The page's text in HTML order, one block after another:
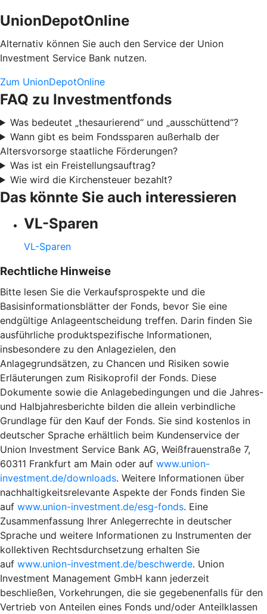
UnionDepotOnline
Alternativ können Sie auch den Service der Union
Investment Service Bank nutzen.
Zum UnionDepotOnline
FAQ zu Investmentfonds
Was bedeutet „thesaurierend“ und „ausschüttend“?
Wann gibt es beim Fondssparen außerhalb der
Altersvorsorge staatliche Förderungen?
Was ist ein Freistellungsauftrag?
Wie wird die Kirchensteuer bezahlt?
Das könnte Sie auch interessieren
VL-Sparen
VL-Sparen
Rechtliche Hinweise
Bitte lesen Sie die Verkaufsprospekte und die
Basisinformationsblätter der Fonds, bevor Sie eine
endgültige Anlageentscheidung treffen. Darin finden Sie
ausführliche produktspezifische Informationen,
insbesondere zu den Anlagezielen, den
Anlagegrundsätzen, zu Chancen und Risiken sowie
Erläuterungen zum Risikoprofil der Fonds. Diese
Dokumente sowie die Anlagebedingungen und die Jahres-
und Halbjahresberichte bilden die allein verbindliche
Grundlage für den Kauf der Fonds. Sie sind kostenlos in
deutscher Sprache erhältlich beim Kundenservice der
Union Investment Service Bank AG, Weißfrauenstraße 7,
60311 Frankfurt am Main oder auf www.union-
investment.de/downloads. Weitere Informationen über
nachhaltigkeitsrelevante Aspekte der Fonds finden Sie
auf www.union-investment.de/esg-fonds. Eine
Zusammenfassung Ihrer Anlegerrechte in deutscher
Sprache und weitere Informationen zu Instrumenten der
kollektiven Rechtsdurchsetzung erhalten Sie
auf www.union-investment.de/beschwerde. Union
Investment Management GmbH kann jederzeit
beschließen, Vorkehrungen, die sie gegebenenfalls für den
Vertrieb von Anteilen eines Fonds und/oder Anteilklassen